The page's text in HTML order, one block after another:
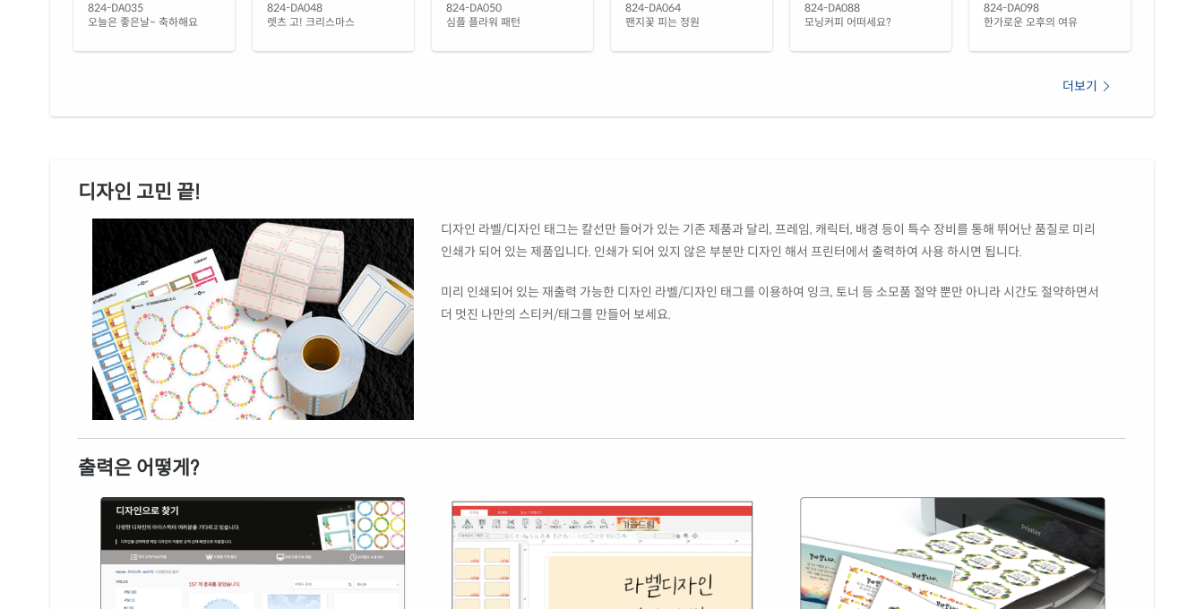
824-DA035
오늘은 좋은날~ 축하해요
824-DA048
렛츠 고! 크리스마스
824-DA050
심플 플라워 패턴
824-DA064
팬지꽃 피는 정원
824-DA088
모닝커피 어떠세요?
824-DA098
한가로운 오후의 여유
더보기
디자인 고민 끝!
디자인 라벨/디자인 태그는 칼선만 들어가 있는 기존 제품과 달리, 프레임, 캐릭터, 배경 등이 특수 장비를 통해 뛰어난 품질로 미리
인쇄가 되어 있는 제품입니다. 인쇄가 되어 있지 않은 부분만 디자인 해서 프린터에서 출력하여 사용 하시면 됩니다.
미리 인쇄되어 있는 재출력 가능한 디자인 라벨/디자인 태그를 이용하여 잉크, 토너 등 소모품 절약 뿐만 아니라 시간도 절약하면서
더 멋진 나만의 스티커/태그를 만들어 보세요.
출력은 어떻게?